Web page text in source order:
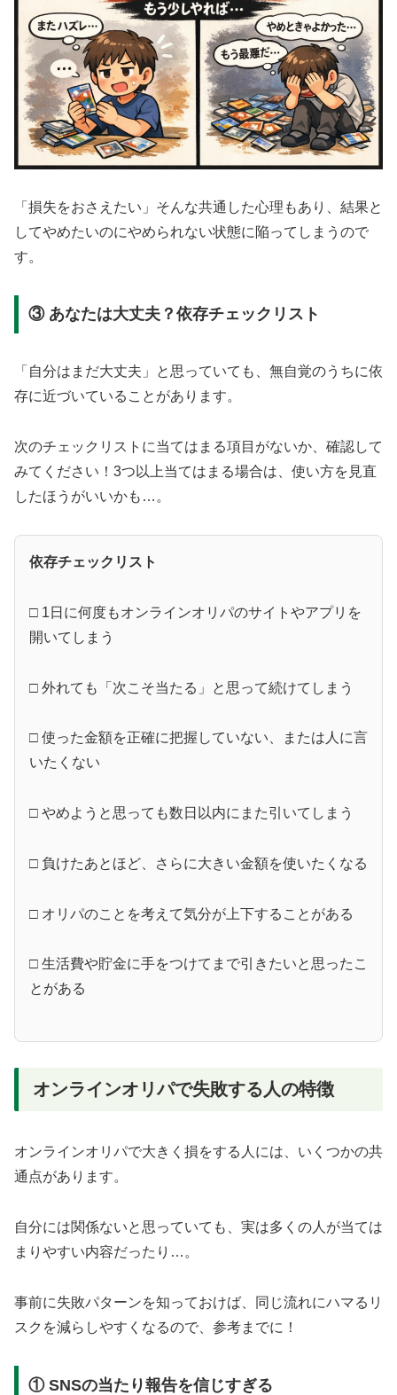
「損失をおさえたい」そんな共通した心理もあり、結果と
してやめたいのにやめられない状態に陥ってしまうので
す。
③ あなたは大丈夫？依存チェックリスト
「自分はまだ大丈夫」と思っていても、無自覚のうちに依
存に近づいていることがあります。
次のチェックリストに当てはまる項目がないか、確認して
みてください！3つ以上当てはまる場合は、使い方を見直
したほうがいいかも…。
依存チェックリスト
□ 1日に何度もオンラインオリパのサイトやアプリを
開いてしまう
□ 外れても「次こそ当たる」と思って続けてしまう
□ 使った金額を正確に把握していない、または人に言
いたくない
□ やめようと思っても数日以内にまた引いてしまう
□ 負けたあとほど、さらに大きい金額を使いたくなる
□ オリパのことを考えて気分が上下することがある
□ 生活費や貯金に手をつけてまで引きたいと思ったこ
とがある
オンラインオリパで失敗する人の特徴
オンラインオリパで大きく損をする人には、いくつかの共
通点があります。
自分には関係ないと思っていても、実は多くの人が当ては
まりやすい内容だったり…。
事前に失敗パターンを知っておけば、同じ流れにハマるリ
スクを減らしやすくなるので、参考までに！
① SNSの当たり報告を信じすぎる